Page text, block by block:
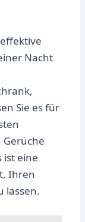
Nacht
Sie es für
ist eine
Ihren
lassen.